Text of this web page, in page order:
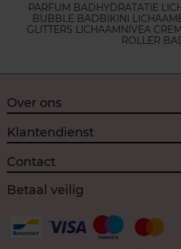
PARFUM BADHYDRATATIE
BUBBLE BADBIKINI LICHAAM
GLITTERS LICHAAMNIVEA
ROLLER
Over ons
Klantendienst
Contact
Betaal veilig